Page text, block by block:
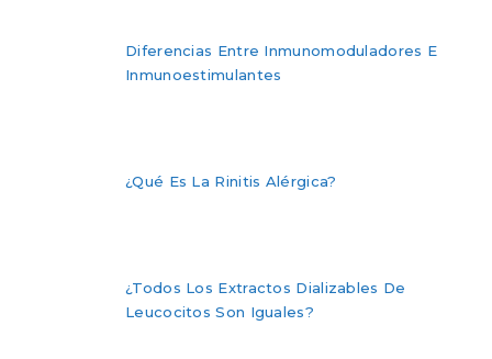
Diferencias Entre Inmunomoduladores E
Inmunoestimulantes
¿Qué Es La Rinitis Alérgica?
¿Todos Los Extractos Dializables De
Leucocitos Son Iguales?